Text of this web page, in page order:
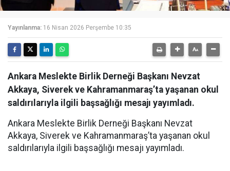
Yayınlanma: 16 Nisan 2026 Perşembe 10:35
Ankara Meslekte Birlik Derneği Başkanı Nevzat
Akkaya, Siverek ve Kahramanmaraş’ta yaşanan okul
saldırılarıyla ilgili başsağlığı mesajı yayımladı.
Ankara Meslekte Birlik Derneği Başkanı Nevzat
Akkaya, Siverek ve Kahramanmaraş’ta yaşanan okul
saldırılarıyla ilgili başsağlığı mesajı yayımladı.